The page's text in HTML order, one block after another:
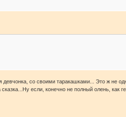
со своими таракашками... Это ж не
если, конечно не полный олень, как